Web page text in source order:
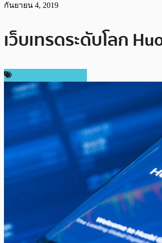
กันยายน 4, 2019
เว็บเทรดระดับโลก